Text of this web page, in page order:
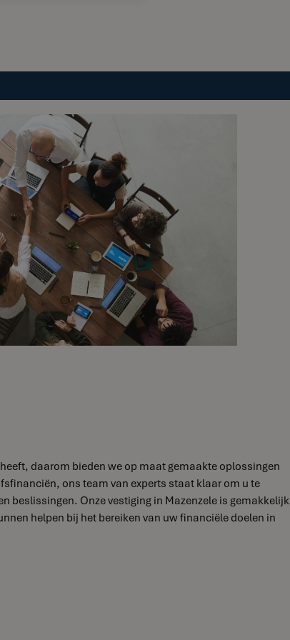
daarom bieden we op maat gemaakte oplossingen
ons team van experts staat klaar om u te
beslissingen. Onze vestiging in Mazenzele is gemakkelijk
helpen bij het bereiken van uw financiële doelen in